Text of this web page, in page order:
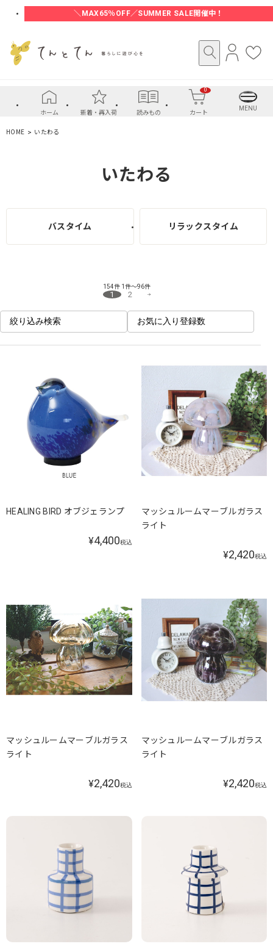
＼MAX65％OFF／SUMMER SALE開催中！
に
入
り
ホーム 新着・再入荷 読みもの カート
0
MENU
HOME いたわる
いたわる
バスタイム リラックスタイム
154件 1件～96件
1 2
絞り込み検索 お気に入り登録数
HEALING BIRD オブジェランプ
¥4,400税込
マッシュルームマーブルガラス
ライト
¥2,420税込
マッシュルームマーブルガラス
ライト
¥2,420税込
マッシュルームマーブルガラス
ライト
¥2,420税込